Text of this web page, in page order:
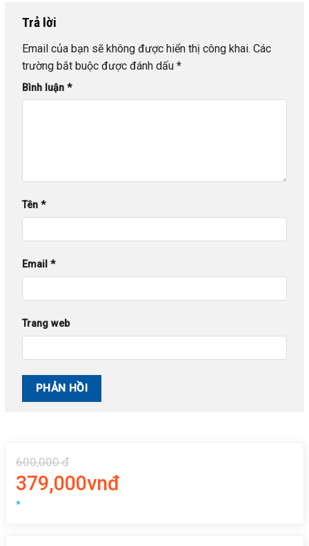
Trả lời
Email của bạn sẽ không được hiển thị công khai. Các
trường bắt buộc được đánh dấu *
Bình luận *
Tên *
Email *
Trang web
600,000 đ
379,000vnđ
*